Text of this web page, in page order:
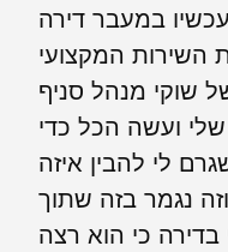
במעבר דירה
השירות המקצועי
שוקי מנהל סניף
שלי ועשה הכל כדי
לי להבין איזה
וזה נגמר בזה שתוך
בדירה כי הוא רצה